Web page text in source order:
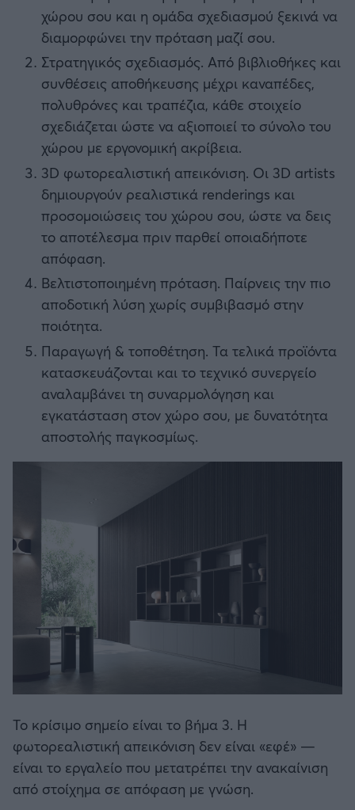
χώρου σου και η ομάδα σχεδιασμού ξεκινά να
διαμορφώνει την πρόταση μαζί σου.
Στρατηγικός σχεδιασμός. Από βιβλιοθήκες και
συνθέσεις αποθήκευσης μέχρι καναπέδες,
πολυθρόνες και τραπέζια, κάθε στοιχείο
σχεδιάζεται ώστε να αξιοποιεί το σύνολο του
χώρου με εργονομική ακρίβεια.
3D φωτορεαλιστική απεικόνιση. Οι 3D artists
δημιουργούν ρεαλιστικά renderings και
προσομοιώσεις του χώρου σου, ώστε να δεις
το αποτέλεσμα πριν παρθεί οποιαδήποτε
απόφαση.
Βελτιστοποιημένη πρόταση. Παίρνεις την πιο
αποδοτική λύση χωρίς συμβιβασμό στην
ποιότητα.
Παραγωγή & τοποθέτηση. Τα τελικά προϊόντα
κατασκευάζονται και το τεχνικό συνεργείο
αναλαμβάνει τη συναρμολόγηση και
εγκατάσταση στον χώρο σου, με δυνατότητα
αποστολής παγκοσμίως.
Το κρίσιμο σημείο είναι το βήμα 3. Η
φωτορεαλιστική απεικόνιση δεν είναι «εφέ» —
είναι το εργαλείο που μετατρέπει την ανακαίνιση
από στοίχημα σε απόφαση με γνώση.